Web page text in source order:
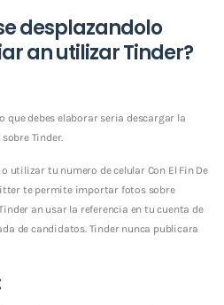
desplazandolo
an utilizar Tinder?
que debes elaborar seri­a descargar la
Tinder.
utilizar tu numero de celular Con El Fin De
te permite importar fotos sobre
an usar la referencia en tu cuenta de
de candidatos. Tinder nunca publicara